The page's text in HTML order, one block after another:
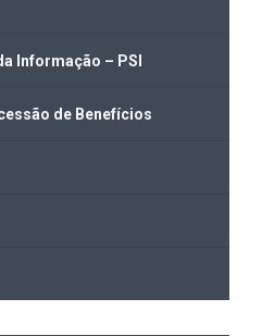
Informação – PSI
de Benefícios